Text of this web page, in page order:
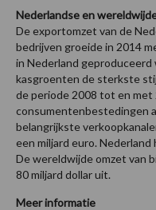
Nederlandse en
De exportomzet van de
bedrijven groeide in 2014
in Nederland geproduceerd
kasgroenten de sterkste
de periode 2008 tot en met
consumentenbestedingen
belangrijkste
een miljard euro.
De wereldwijde omzet van
80 miljard dollar uit.
Meer informatie